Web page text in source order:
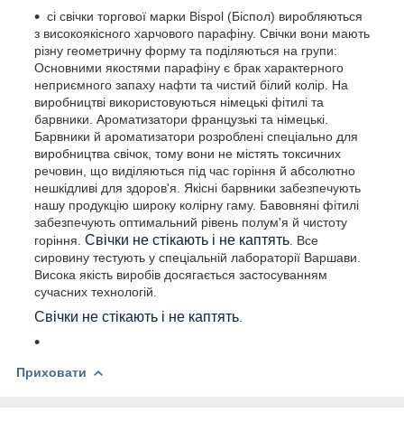
сі свічки торгової марки Bispol (Біспол) виробляються
з високоякісного харчового парафіну. Свічки вони мають
різну геометричну форму та поділяються на групи:
Основними якостями парафіну є брак характерного
неприємного запаху нафти та чистий білий колір. На
виробництві використовуються німецькі фітилі та
барвники. Ароматизатори французькі та німецькі.
Барвники й ароматизатори розроблені спеціально для
виробництва свічок, тому вони не містять токсичних
речовин, що виділяються під час горіння й абсолютно
нешкідливі для здоров'я. Якісні барвники забезпечують
нашу продукцію широку колірну гаму. Бавовняні фітилі
забезпечують оптимальний рівень полум'я й чистоту
горіння. Свічки не стікають і не каптять . Все
сировину тестують у спеціальній лабораторії Варшави.
Висока якість виробів досягається застосуванням
сучасних технологій.
Свічки не стікають і не каптять
Приховати